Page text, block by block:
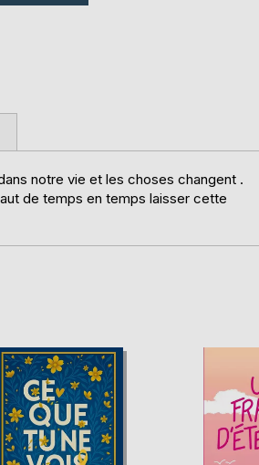
notre vie et les choses changent .
de temps en temps laisser cette